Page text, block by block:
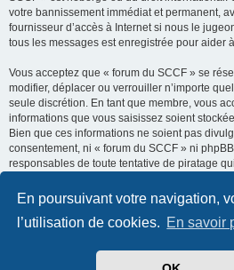
En poursuivant votre navigation,
l’utilisation de cookies. En savoir
votre bannissement immédiat et permanent,
fournisseur d’accès à Internet si nous le
tous les messages est enregistrée pour aider
Vous acceptez que « forum du SCCF » se
modifier, déplacer ou verrouiller n’importe
seule discrétion. En tant que membre, vous
informations que vous saisissez soient
Bien que ces informations ne soient pas
consentement, ni « forum du SCCF » ni
responsables de toute tentative de piratage
Index du forum
Développé parphpBB® Forum
Traduit par